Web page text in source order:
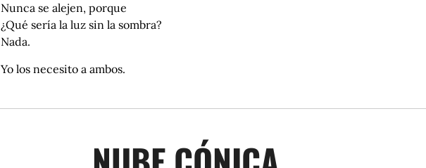
Nunca se alejen, porque
¿Qué sería la luz sin la sombra?
Nada.
Yo los necesito a ambos.